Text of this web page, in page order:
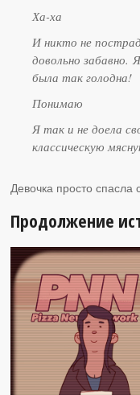
Ха-ха
И никто не
довольно
была так голодна!
Понимаю
Я так и не доела
классическую
Девочка просто
Продолжение